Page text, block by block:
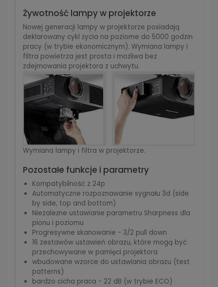
Żywotność lampy w projektorze
Nowej generacji lampy w projektorze posiadają
deklarowany cykl życia na poziome do 5000 godzin
pracy (w trybie ekonomicznym). Wymiana lampy i
filtra powietrza jest prosta i możliwa bez
zdejmowania projektora z uchwytu.
Wymiana lampy i filtra w projektorze.
Pozostałe funkcje i parametry
Kompatybilność z 24p
Automatyczne rozpoznawanie sygnału 3d (side
by side, top and bottom)
Niezależne ustawianie parametru Sharpness dla
pionu i poziomu
Progresywne skanowanie - 3/2 pull down
16 zestawów ustawień obrazu, które mogą być
przechowywane w pamięci projektora
wbudowane wzorce do ustawiania obrazu (test
patterns)
bardzo cicha praca - 22 dB (w trybie ECO)